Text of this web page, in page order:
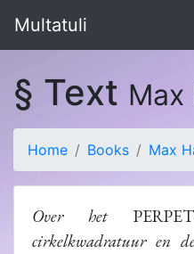
Multatuli
§ Text Max
Home Books Max
Over het
cirkelkwadratuur en